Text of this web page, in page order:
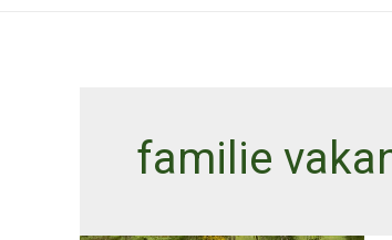
familie